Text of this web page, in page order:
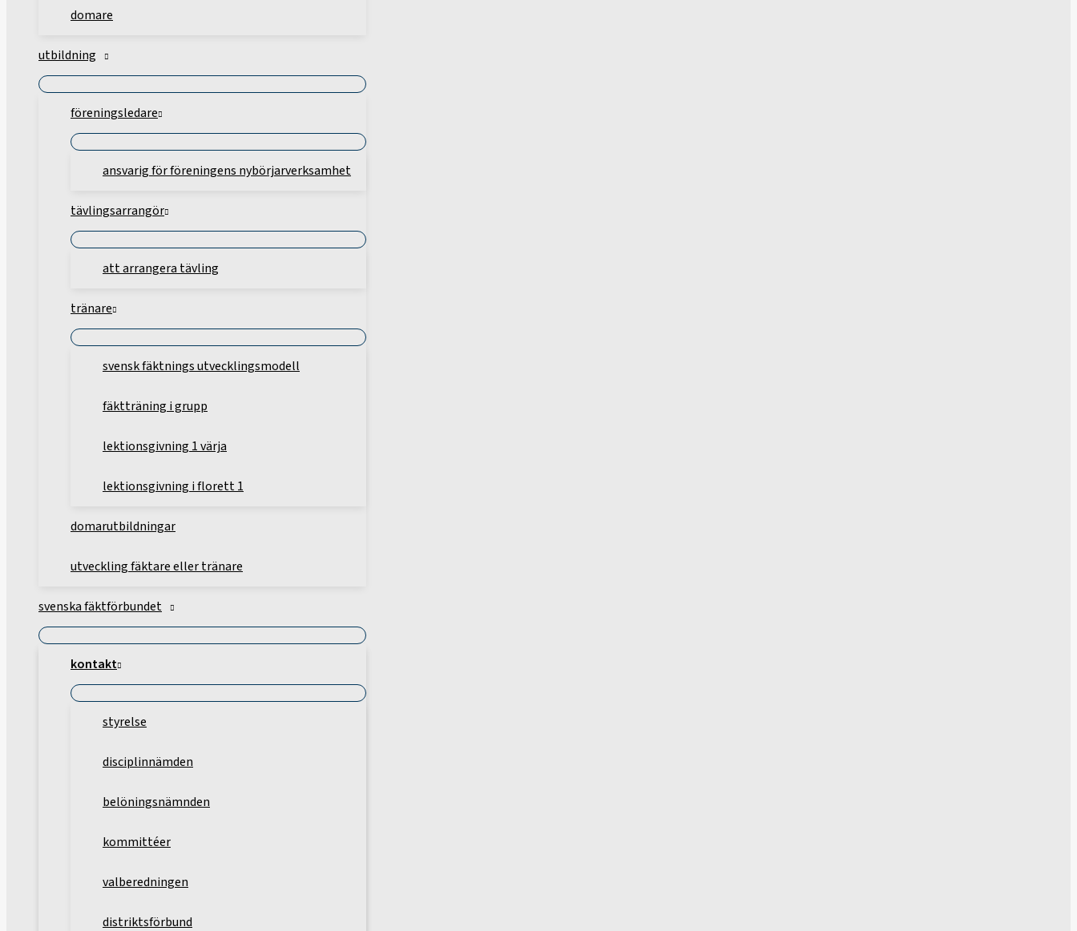
domare
utbildning
föreningsledare
ansvarig för föreningens nybörjarverksamhet
tävlingsarrangör
att arrangera tävling
tränare
svensk fäktnings utvecklingsmodell
fäktträning i grupp
lektionsgivning 1 värja
lektionsgivning i florett 1
domarutbildningar
utveckling fäktare eller tränare
svenska fäktförbundet
kontakt
styrelse
disciplinnämden
belöningsnämnden
kommittéer
valberedningen
distriktsförbund